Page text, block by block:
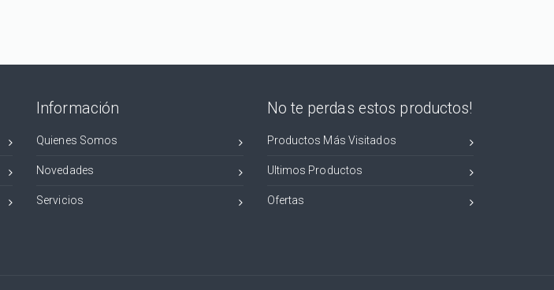
Información
Quienes Somos
Novedades
Servicios
No te perdas estos productos!
Productos Más Visitados
Ultimos Productos
Ofertas